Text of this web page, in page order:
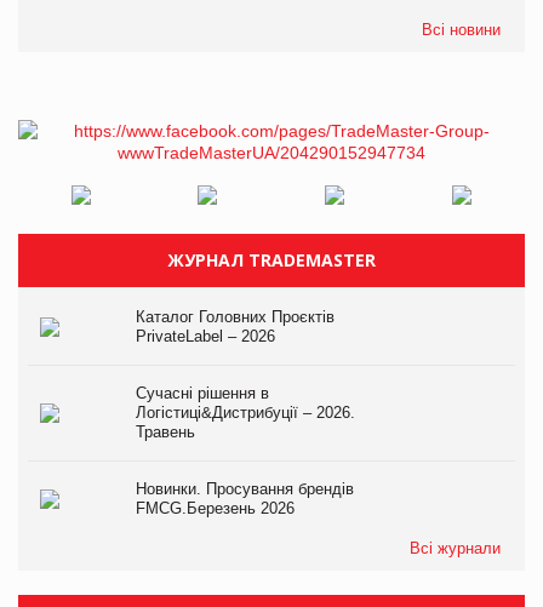
Всі новини
ЖУРНАЛ TRADEMASTER
Каталог Головних Проєктів
PrivateLabel – 2026
Сучасні рішення в
Логістиці&Дистрибуції – 2026.
Травень
Новинки. Просування брендів
FMCG.Березень 2026
Всі журнали